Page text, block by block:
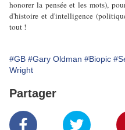
honorer la pensée et les mots),
d'histoire et d'intelligence
tout !
#GB #Gary Oldman #Biopic
Wright
Partager